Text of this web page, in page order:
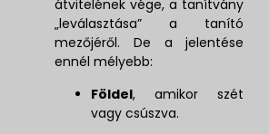
átvitelének vége, a tanítvány
„leválasztása” a tanító
mezőjéről. De a jelentése
ennél mélyebb:
Földel, amikor szét
vagy csúszva.